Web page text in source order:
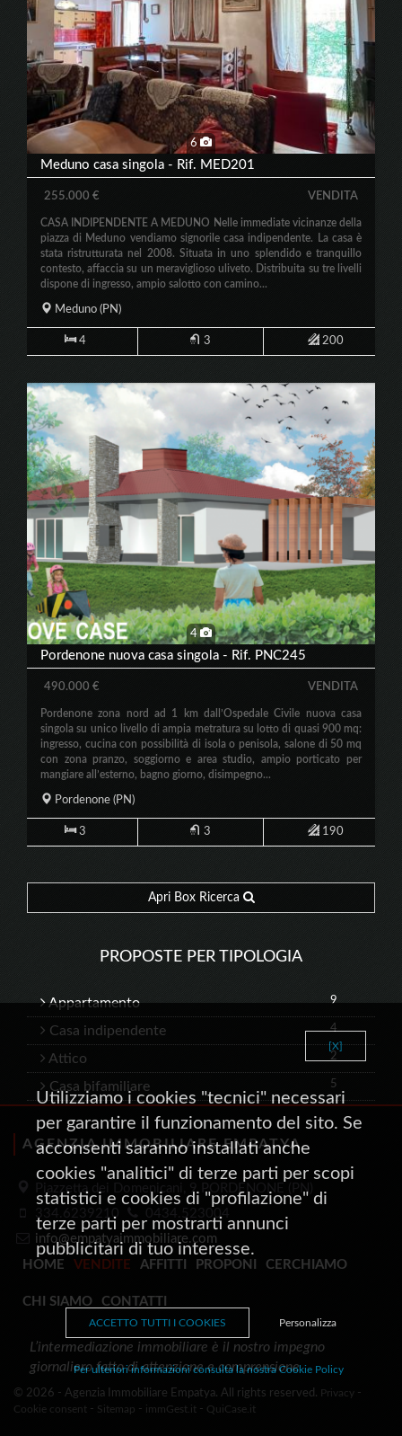
6
Meduno casa singola - Rif. MED201
255.000 € VENDITA
CASA INDIPENDENTE A MEDUNO Nelle immediate vicinanze della
piazza di Meduno vendiamo signorile casa indipendente. La casa è
stata ristrutturata nel 2008. Situata in uno splendido e tranquillo
contesto, affaccia su un meraviglioso uliveto. Distribuita su tre livelli
dispone di ingresso, ampio salotto con camino...
Meduno (PN)
4 3 200
4
Pordenone nuova casa singola - Rif. PNC245
490.000 € VENDITA
Pordenone zona nord ad 1 km dall’Ospedale Civile nuova casa
singola su unico livello di ampia metratura su lotto di quasi 900 mq:
ingresso, cucina con possibilità di isola o penisola, salone di 50 mq
con zona pranzo, soggiorno e area studio, ampio porticato per
mangiare all’esterno, bagno giorno, disimpegno...
Pordenone (PN)
3 3 190
Apri Box Ricerca
PROPOSTE PER TIPOLOGIA
Appartamento 9
Casa indipendente 4
Attico 2
Casa bifamiliare 5
AGENZIA IMMOBILIARE EMPATYA
Piazzetta dei Domenicani, 9 PORDENONE (PN)
334.6239210
0434.523004
info@empatyaimmobiliare.com
HOME
VENDITE AFFITTI PROPONI CERCHIAMO
CHI SIAMO CONTATTI
L’intermediazione immobiliare è il nostro impegno
giornaliero fatto di attenzione e comprensione
© 2026 - Agenzia Immobiliare Empatya. All rights reserved. Privacy -
Cookie consent - Sitemap - immGest.it - QuiCase.it
[X]
Utilizziamo i cookies "tecnici" necessari
per garantire il funzionamento del sito. Se
acconsenti saranno installati anche
cookies "analitici" di terze parti per scopi
statistici e cookies di "profilazione" di
terze parti per mostrarti annunci
pubblicitari di tuo interesse.
ACCETTO TUTTI I COOKIES Personalizza
Per ulteriori informazioni consulta la nostra Cookie Policy